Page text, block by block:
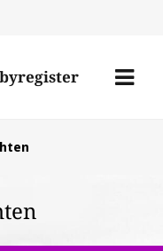
Menü